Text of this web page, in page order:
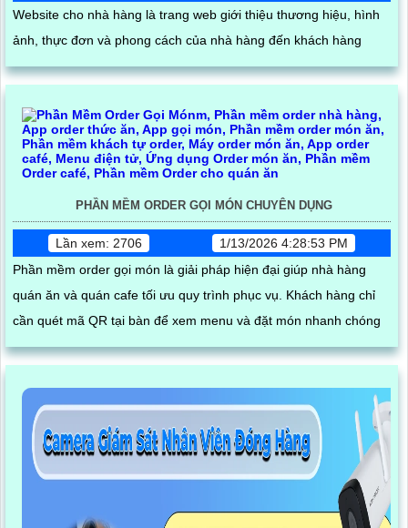
Website cho nhà hàng là trang web giới thiệu thương hiệu, hình
ảnh, thực đơn và phong cách của nhà hàng đến khách hàng
PHẦN MỀM ORDER GỌI MÓN CHUYÊN DỤNG
Lần xem: 2706
1/13/2026 4:28:53 PM
Phần mềm order gọi món là giải pháp hiện đại giúp nhà hàng
quán ăn và quán cafe tối ưu quy trình phục vụ. Khách hàng chỉ
cần quét mã QR tại bàn để xem menu và đặt món nhanh chóng